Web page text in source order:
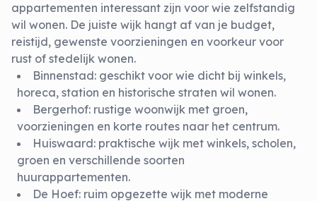
appartementen interessant zijn voor wie zelfstandig
wil wonen. De juiste wijk hangt af van je budget,
reistijd, gewenste voorzieningen en voorkeur voor
rust of stedelijk wonen.
Binnenstad: geschikt voor wie dicht bij winkels,
horeca, station en historische straten wil wonen.
Bergerhof: rustige woonwijk met groen,
voorzieningen en korte routes naar het centrum.
Huiswaard: praktische wijk met winkels, scholen,
groen en verschillende soorten
huurappartementen.
De Hoef: ruim opgezette wijk met moderne